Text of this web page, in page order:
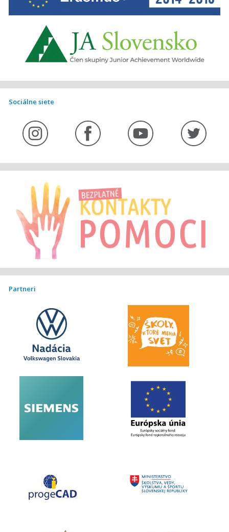
Sociálne siete
Partneri